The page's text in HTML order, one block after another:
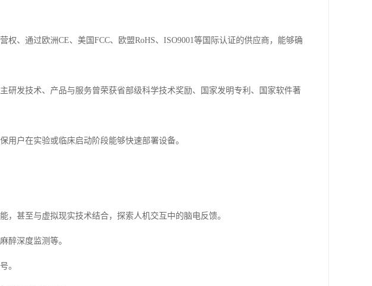
、通过欧洲CE、美国FCC、欧盟RoHS、ISO9001等国际认证的供应商，能够确
研发技术、产品与服务曾荣获省部级科学技术奖励、国家发明专利、国家软件著
用户在实验或临床启动阶段能够快速部署设备。
甚至与虚拟现实技术结合，探索人机交互中的脑电反馈。
醉深度监测等。
。